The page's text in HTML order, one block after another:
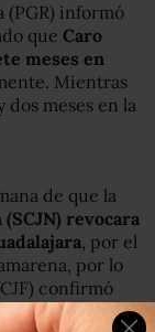
(PGR) informó
que Caro
meses en
Mientras
dos meses en la
de que la
revocara
, por el
por lo
confirmó